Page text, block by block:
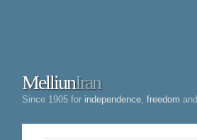
MelliunIran
Since 1905 for independence freedom